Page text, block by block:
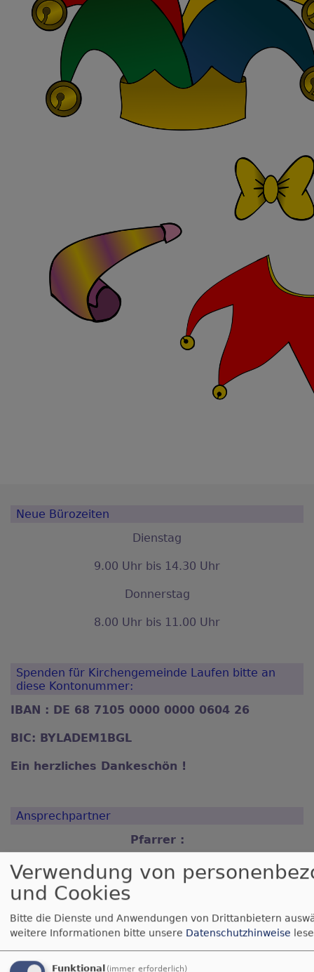
Neue Bürozeiten
Dienstag
9.00 Uhr bis 14.30 Uhr
Donnerstag
8.00 Uhr bis 11.00 Uhr
Spenden für Kirchengemeinde Laufen bitte an
diese Kontonummer:
IBAN : DE 68 7105 0000 0000 0604 26
BIC: BYLADEM1BGL
Ein herzliches Dankeschön !
Ansprechpartner
Pfarrer :
Alexander Schmidt
0175 / 5210174
Sekretariat :
Claudia Kreutzer
Verwendung von
und Cookies
Bitte die Dienste und Anwendungen von Drittanbietern
weitere Informationen bitte unsere Datenschutzhinweise
Funktional (immer erforderlich)